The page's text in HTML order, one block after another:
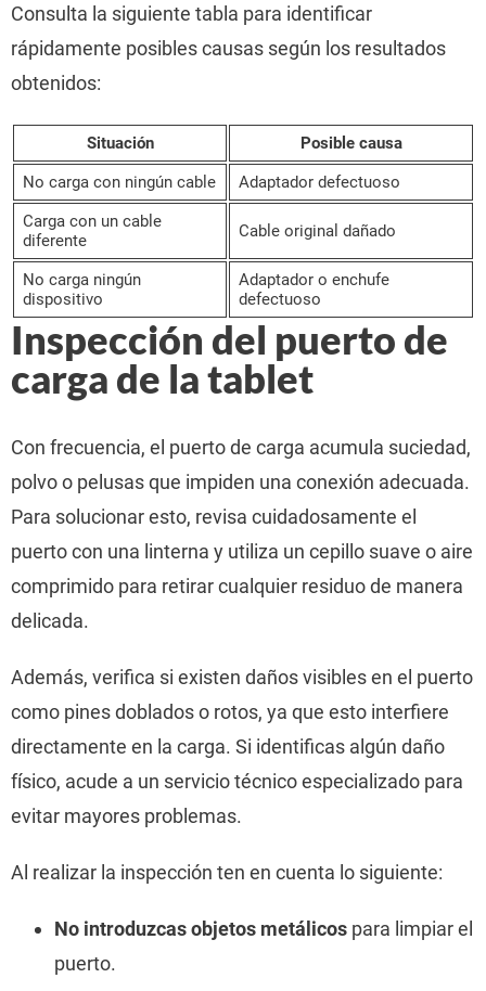
Consulta la siguiente tabla para identificar
rápidamente posibles causas según los resultados
obtenidos:
Situación
Posible causa
No carga con ningún cable
Adaptador defectuoso
Carga con un cable
diferente
Cable original dañado
No carga ningún
dispositivo
Adaptador o enchufe
defectuoso
Inspección del puerto de
carga de la tablet
Con frecuencia, el puerto de carga acumula suciedad,
polvo o pelusas que impiden una conexión adecuada.
Para solucionar esto, revisa cuidadosamente el
puerto con una linterna y utiliza un cepillo suave o aire
comprimido para retirar cualquier residuo de manera
delicada.
Además, verifica si existen daños visibles en el puerto
como pines doblados o rotos, ya que esto interfiere
directamente en la carga. Si identificas algún daño
físico, acude a un servicio técnico especializado para
evitar mayores problemas.
Al realizar la inspección ten en cuenta lo siguiente:
No introduzcas objetos metálicos para limpiar el
puerto.